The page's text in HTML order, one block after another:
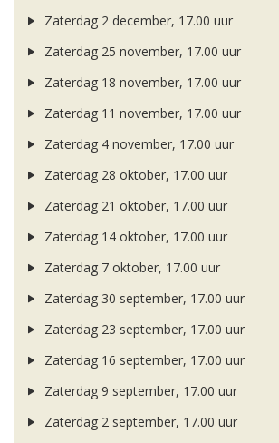
Zaterdag 2 december, 17.00 uur
Zaterdag 25 november, 17.00 uur
Zaterdag 18 november, 17.00 uur
Zaterdag 11 november, 17.00 uur
Zaterdag 4 november, 17.00 uur
Zaterdag 28 oktober, 17.00 uur
Zaterdag 21 oktober, 17.00 uur
Zaterdag 14 oktober, 17.00 uur
Zaterdag 7 oktober, 17.00 uur
Zaterdag 30 september, 17.00 uur
Zaterdag 23 september, 17.00 uur
Zaterdag 16 september, 17.00 uur
Zaterdag 9 september, 17.00 uur
Zaterdag 2 september, 17.00 uur